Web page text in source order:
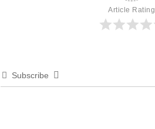
Article Rating
Subscribe